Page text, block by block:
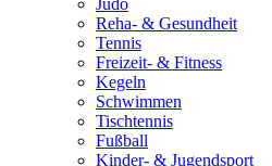
Judo
Reha- & Gesundheit
Tennis
Freizeit- & Fitness
Kegeln
Schwimmen
Tischtennis
Fußball
Kinder- & Jugendsport